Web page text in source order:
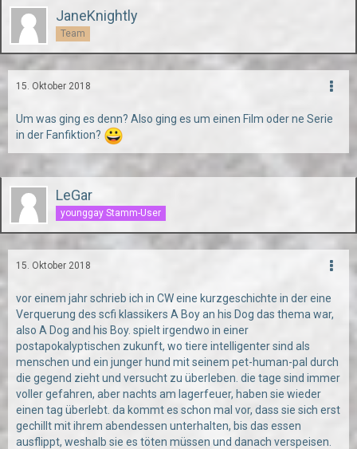
JaneKnightly
Team
15. Oktober 2018
Um was ging es denn? Also ging es um einen Film oder ne Serie
in der Fanfiktion?
LeGar
younggay Stamm-User
15. Oktober 2018
vor einem jahr schrieb ich in CW eine kurzgeschichte in der eine
Verquerung des scfi klassikers A Boy an his Dog das thema war,
also A Dog and his Boy. spielt irgendwo in einer
postapokalyptischen zukunft, wo tiere intelligenter sind als
menschen und ein junger hund mit seinem pet-human-pal durch
die gegend zieht und versucht zu überleben. die tage sind immer
voller gefahren, aber nachts am lagerfeuer, haben sie wieder
einen tag überlebt. da kommt es schon mal vor, dass sie sich erst
gechillt mit ihrem abendessen unterhalten, bis das essen
ausflippt, weshalb sie es töten müssen und danach verspeisen.